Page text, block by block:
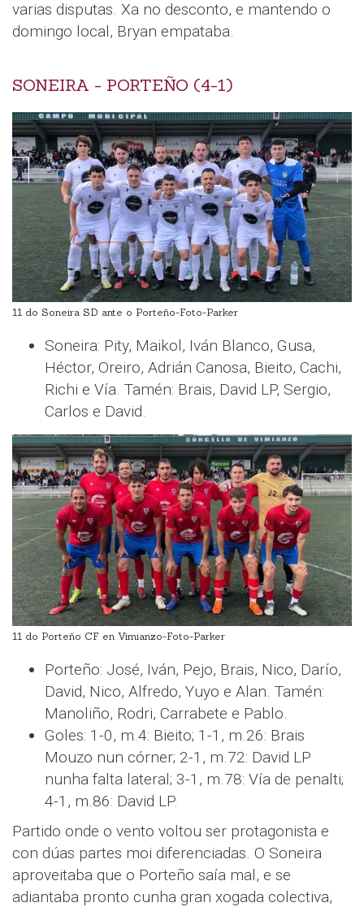
varias disputas. Xa no desconto, e mantendo o
domingo local, Bryan empataba.
SONEIRA - PORTEÑO (4-1)
11 do Soneira SD ante o Porteño-Foto-Parker
Soneira: Pity, Maikol, Iván Blanco, Gusa,
Héctor, Oreiro, Adrián Canosa, Bieito, Cachi,
Richi e Vía. Tamén: Brais, David LP, Sergio,
Carlos e David.
11 do Porteño CF en Vimianzo-Foto-Parker
Porteño: José, Iván, Pejo, Brais, Nico, Darío,
David, Nico, Alfredo, Yuyo e Alan. Tamén:
Manoliño, Rodri, Carrabete e Pablo.
Goles: 1-0, m.4: Bieito; 1-1, m.26: Brais
Mouzo nun córner; 2-1, m.72: David LP
nunha falta lateral; 3-1, m.78: Vía de penalti;
4-1, m.86: David LP.
Partido onde o vento voltou ser protagonista e
con dúas partes moi diferenciadas. O Soneira
aproveitaba que o Porteño saía mal, e se
adiantaba pronto cunha gran xogada colectiva,